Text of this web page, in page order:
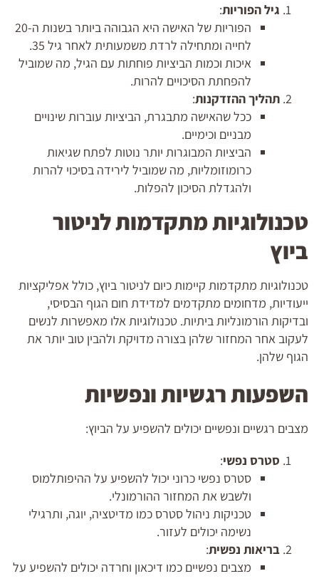
גיל הפוריות:
הפוריות של האישה היא הגבוהה ביותר בשנות ה-20
לחייה ומתחילה לרדת משמעותית לאחר גיל 35.
איכות וכמות הביציות פוחתות עם הגיל, מה שמוביל
להפחתת הסיכויים להרות.
תהליך ההזדקנות:
ככל שהאישה מתבגרת, הביציות עוברות שינויים
מבניים וכימיים.
הביציות המבוגרות יותר נוטות לפתח שגיאות
כרומוזומליות, מה שמוביל לירידה בסיכוי להרות
ולהגדלת הסיכון להפלות.
טכנולוגיות מתקדמות לניטור
ביוץ
טכנולוגיות מתקדמות קיימות כיום לניטור ביוץ, כולל אפליקציות
ייעודיות, מדחומים מתקדמים למדידת חום הגוף הבסיסי,
ובדיקות הורמונליות ביתיות. טכנולוגיות אלו מאפשרות לנשים
לעקוב אחר המחזור שלהן בצורה מדויקת ולהבין טוב יותר את
הגוף שלהן.
השפעות רגשיות ונפשיות
מצבים רגשיים ונפשיים יכולים להשפיע על הביוץ:
סטרס נפשי:
סטרס נפשי כרוני יכול להשפיע על ההיפותלמוס
ולשבש את המחזור ההורמונלי.
טכניקות ניהול סטרס כמו מדיטציה, יוגה, ותרגילי
נשימה יכולים לעזור.
בריאות נפשית:
מצבים נפשיים כמו דיכאון וחרדה יכולים להשפיע על